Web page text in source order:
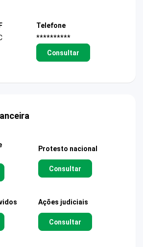
Telefone
**********
Consultar
Protesto nacional
Consultar
Ações judiciais
Consultar